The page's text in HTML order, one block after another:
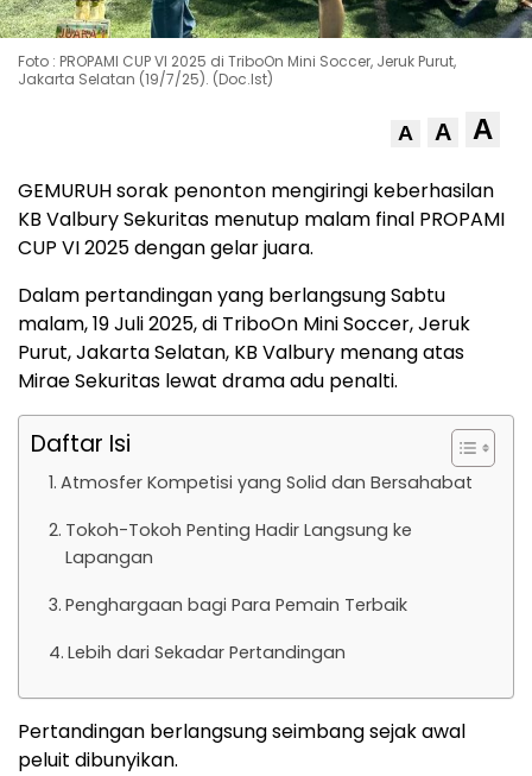
Foto : PROPAMI CUP VI 2025 di TriboOn Mini Soccer, Jeruk Purut,
Jakarta Selatan (19/7/25). (Doc.Ist)
A A A
GEMURUH sorak penonton mengiringi keberhasilan
KB Valbury Sekuritas menutup malam final PROPAMI
CUP VI 2025 dengan gelar juara.
Dalam pertandingan yang berlangsung Sabtu
malam, 19 Juli 2025, di TriboOn Mini Soccer, Jeruk
Purut, Jakarta Selatan, KB Valbury menang atas
Mirae Sekuritas lewat drama adu penalti.
Daftar Isi
Atmosfer Kompetisi yang Solid dan Bersahabat
Tokoh-Tokoh Penting Hadir Langsung ke
Lapangan
Penghargaan bagi Para Pemain Terbaik
Lebih dari Sekadar Pertandingan
Pertandingan berlangsung seimbang sejak awal
peluit dibunyikan.